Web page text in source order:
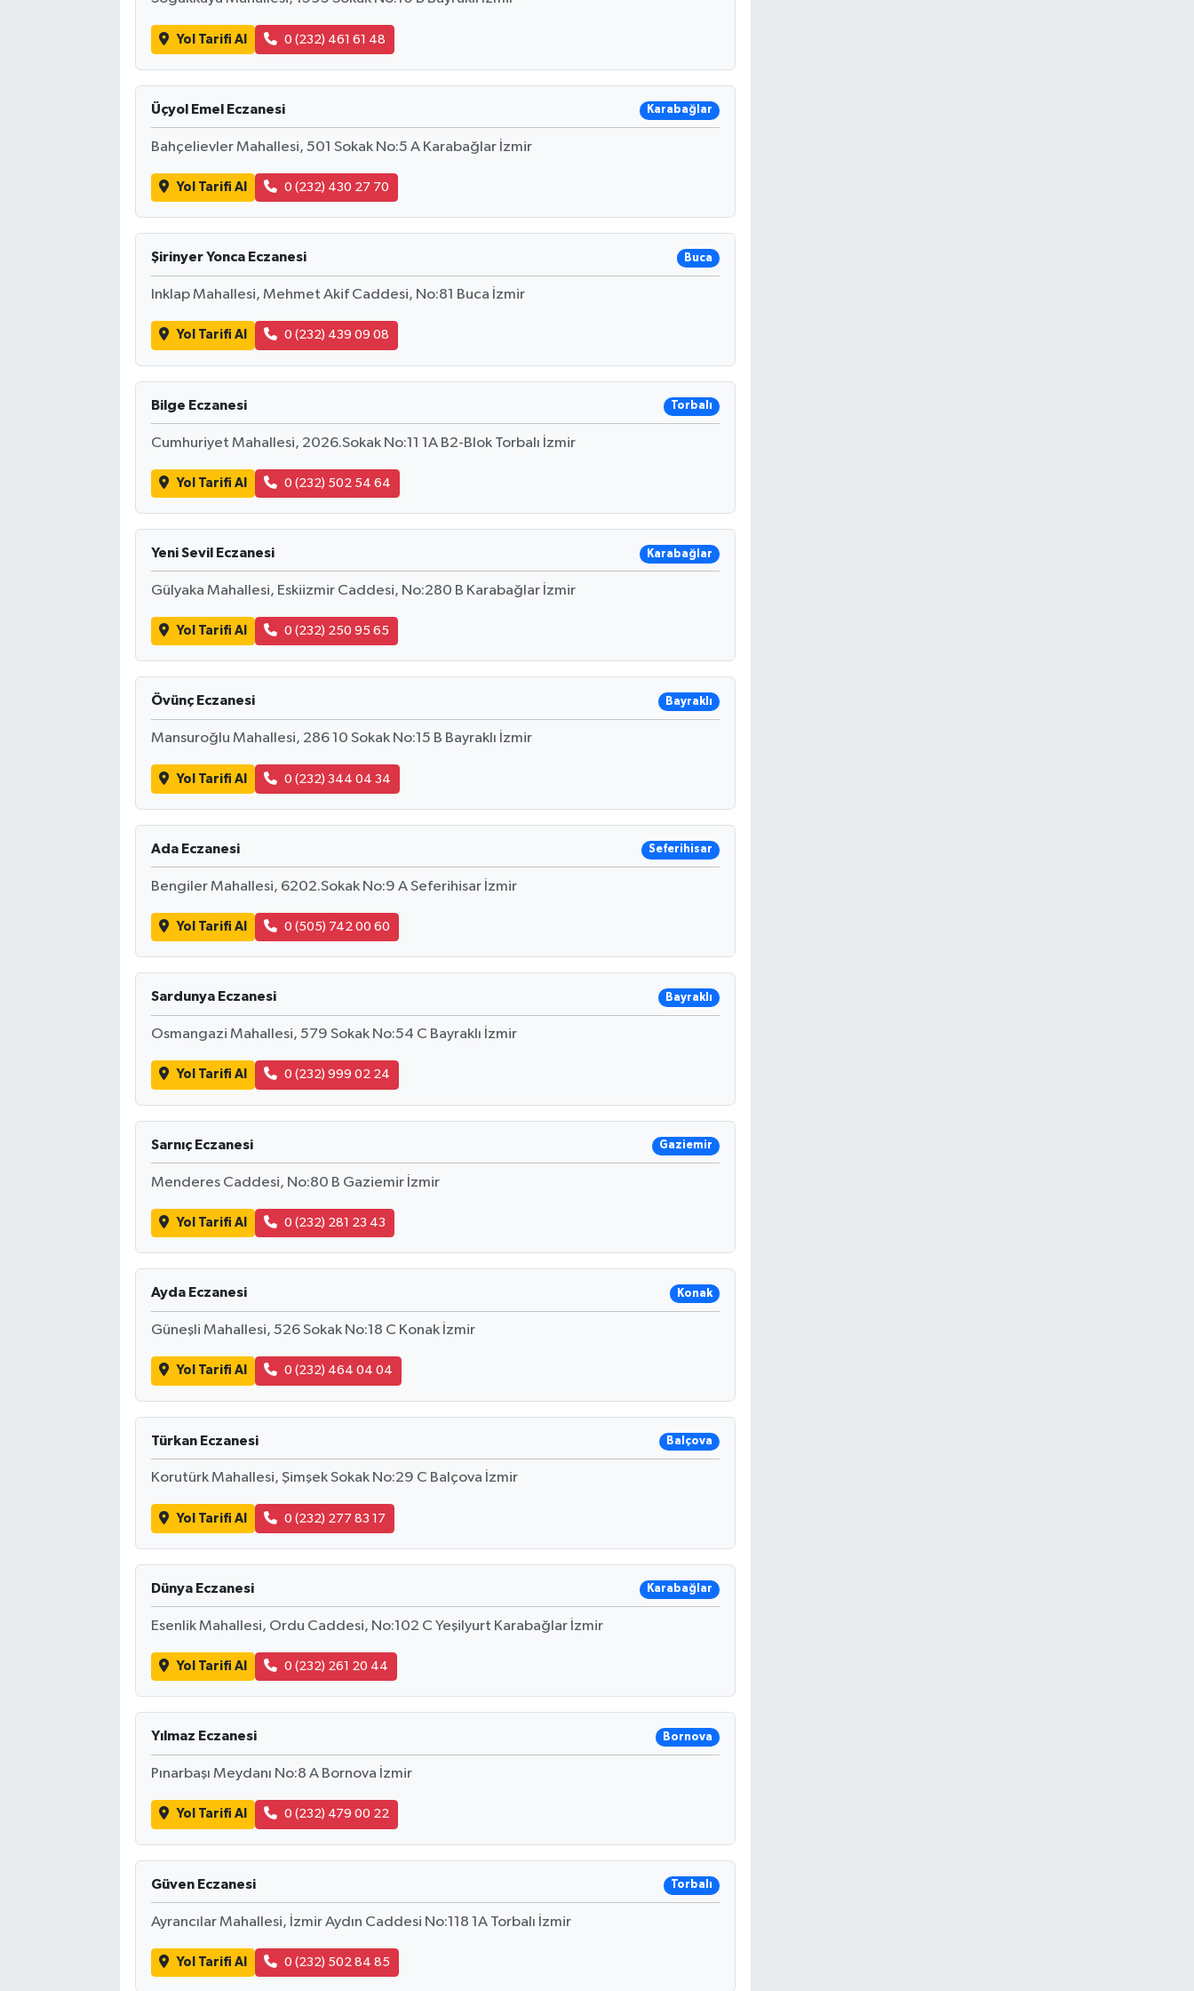
Yol Tarifi Al 0 (232) 461 61 48
Üçyol Emel Eczanesi Karabağlar
Bahçelievler Mahallesi, 501 Sokak No:5 A Karabağlar İzmir
Yol Tarifi Al 0 (232) 430 27 70
Şirinyer Yonca Eczanesi Buca
Inklap Mahallesi, Mehmet Akif Caddesi, No:81 Buca İzmir
Yol Tarifi Al 0 (232) 439 09 08
Bilge Eczanesi Torbalı
Cumhuriyet Mahallesi, 2026.Sokak No:11 1A B2-Blok Torbalı İzmir
Yol Tarifi Al 0 (232) 502 54 64
Yeni Sevil Eczanesi Karabağlar
Gülyaka Mahallesi, Eskiizmir Caddesi, No:280 B Karabağlar İzmir
Yol Tarifi Al 0 (232) 250 95 65
Övünç Eczanesi Bayraklı
Mansuroğlu Mahallesi, 286 10 Sokak No:15 B Bayraklı İzmir
Yol Tarifi Al 0 (232) 344 04 34
Ada Eczanesi Seferihisar
Bengiler Mahallesi, 6202.Sokak No:9 A Seferihisar İzmir
Yol Tarifi Al 0 (505) 742 00 60
Sardunya Eczanesi Bayraklı
Osmangazi Mahallesi, 579 Sokak No:54 C Bayraklı İzmir
Yol Tarifi Al 0 (232) 999 02 24
Sarnıç Eczanesi Gaziemir
Menderes Caddesi, No:80 B Gaziemir İzmir
Yol Tarifi Al 0 (232) 281 23 43
Ayda Eczanesi Konak
Güneşli Mahallesi, 526 Sokak No:18 C Konak İzmir
Yol Tarifi Al 0 (232) 464 04 04
Türkan Eczanesi Balçova
Korutürk Mahallesi, Şimşek Sokak No:29 C Balçova İzmir
Yol Tarifi Al 0 (232) 277 83 17
Dünya Eczanesi Karabağlar
Esenlik Mahallesi, Ordu Caddesi, No:102 C Yeşilyurt Karabağlar İzmir
Yol Tarifi Al 0 (232) 261 20 44
Yılmaz Eczanesi Bornova
Pınarbaşı Meydanı No:8 A Bornova İzmir
Yol Tarifi Al 0 (232) 479 00 22
Güven Eczanesi Torbalı
Ayrancılar Mahallesi, İzmir Aydın Caddesi No:118 1A Torbalı İzmir
Yol Tarifi Al 0 (232) 502 84 85